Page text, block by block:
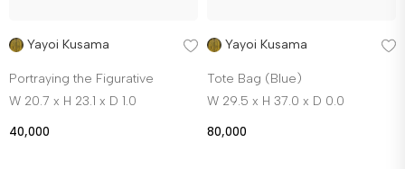
Yayoi Kusama
Portraying the Figurative
W 20.7 x H 23.1 x D 1.0
40,000
Yayoi Kusama
Tote Bag (Blue)
W 29.5 x H 37.0 x D 0.0
80,000